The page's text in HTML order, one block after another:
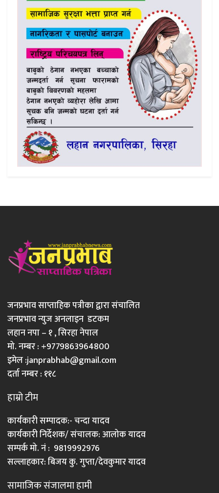
जनप्रभाव साप्ताहिक पत्रीका द्वारा संचालित
जनप्रभाव न्युज अनलाइन डटकम
लहान नपा – १ , सिरहा नेपाल
मो. नम्बर : +9779863964800
इमेल :janprabhab@gmail.com
दर्ता नम्बर : ११८
हाम्रो टीम
कार्यकारी सम्पादक:- चन्दा यादव
कार्यकारी निर्देशक/ संचालक: आलोक यादव
सम्पर्क मो. नं : 9819992976
सल्लाहकार: बिजय कु. गुप्ता/देवकुमार यादव
सामाजिक संजालमा हामी